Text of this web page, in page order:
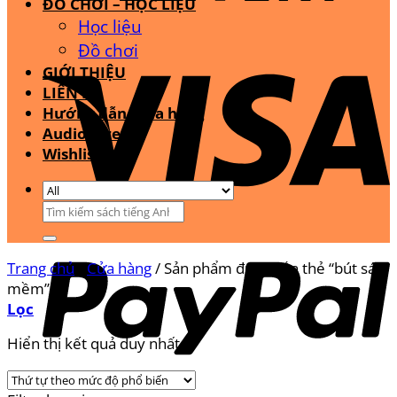
Học liệu
Đồ chơi
GIỚI THIỆU
LIÊN HỆ
Hướng dẫn mua hàng
Audio Stream
Wishlist
Tìm
Trang chủ/Cửa hàng/Sản phẩm được gắn thẻ “bút sáp
mềm”
Lọc
Hiển thị kết quả duy nhất